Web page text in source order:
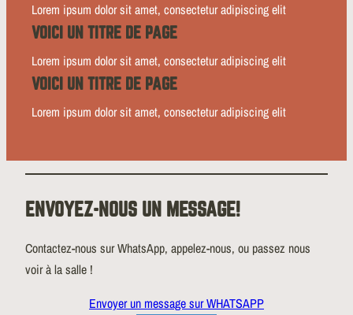
Lorem ipsum dolor sit amet, consectetur adipiscing elit
VOICI UN TITRE DE PAGE
Lorem ipsum dolor sit amet, consectetur adipiscing elit
VOICI UN TITRE DE PAGE
Lorem ipsum dolor sit amet, consectetur adipiscing elit
ENVOYEZ-NOUS UN MESSAGE!
Contactez-nous sur WhatsApp, appelez-nous, ou passez nous
voir à la salle !
Envoyer un message sur WHATSAPP